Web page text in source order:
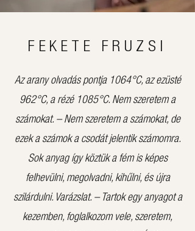
FEKETE FRUZSI
Az arany olvadás pontja 1064°C, az ezüsté
962°C, a rézé 1085°C. Nem szeretem a
számokat. – Nem szeretem a számokat, de
ezek a számok a csodát jelentik számomra.
Sok anyag így köztük a fém is képes
felhevülni, megolvadni, kihűlni, és újra
szilárdulni. Varázslat. – Tartok egy anyagot a
kezemben, foglalkozom vele, szeretem,